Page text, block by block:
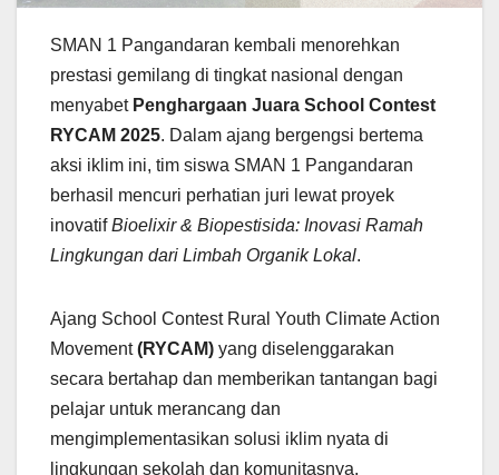
SMAN 1 Pangandaran kembali menorehkan
prestasi gemilang di tingkat nasional dengan
menyabet Penghargaan Juara School Contest
RYCAM 2025. Dalam ajang bergengsi bertema
aksi iklim ini, tim siswa SMAN 1 Pangandaran
berhasil mencuri perhatian juri lewat proyek
inovatifBioelixir & Biopestisida: Inovasi Ramah
Lingkungan dari Limbah Organik Lokal.
Ajang School Contest Rural Youth Climate Action
Movement(RYCAM) yang diselenggarakan
secara bertahap dan memberikan tantangan bagi
pelajar untuk merancang dan
mengimplementasikan solusi iklim nyata di
lingkungan sekolah dan komunitasnya.